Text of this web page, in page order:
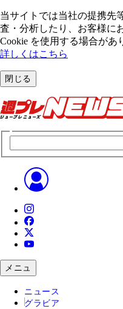
当サイトでは当社の提携先
査・分析したり、お客様に
Cookie を使⽤する場合があ
詳しくはこちら
閉じる
メニュ
ニュース
グラビア